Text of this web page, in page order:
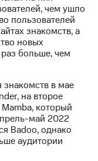
чем ушло
пользователей
знакомств, а
новых
больше, чем
в мае
на второе
который
май 2022
Badoo, однако
аудитории